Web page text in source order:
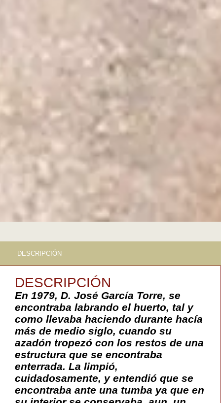
DESCRIPCIÓN
DESCRIPCIÓN
En 1979, D. José García Torre, se
encontraba labrando el huerto, tal y
como llevaba haciendo durante hacía
más de medio siglo, cuando su
azadón tropezó con los restos de una
estructura que se encontraba
enterrada. La limpió,
cuidadosamente, y entendió que se
encontraba ante una tumba ya que en